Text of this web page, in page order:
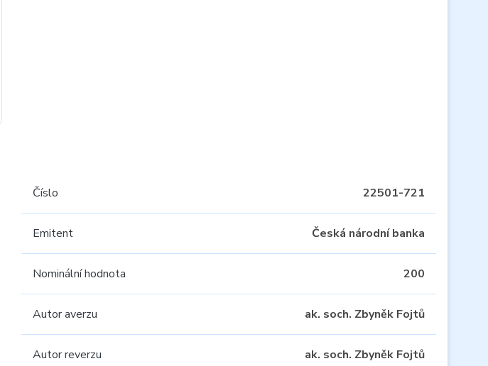
Číslo 22501-721
Emitent Česká národní banka
Nominální hodnota 200
Autor averzu ak. soch. Zbyněk Fojtů
Autor reverzu ak. soch. Zbyněk Fojtů